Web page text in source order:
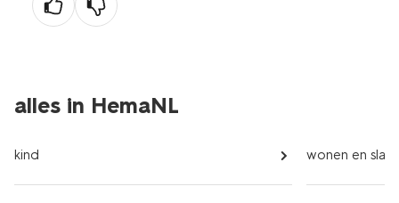
alles in HemaNL
kind wonen en